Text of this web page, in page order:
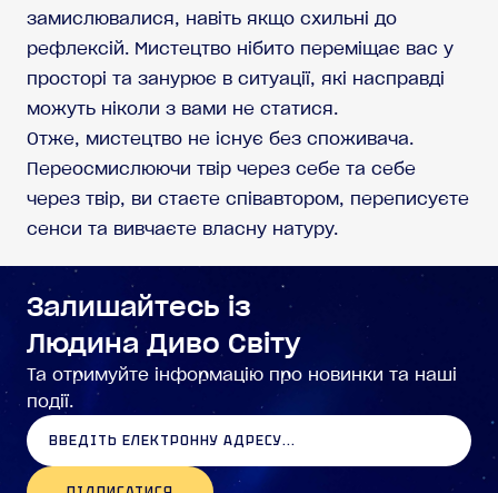
замислювалися, навіть якщо схильні до
рефлексій. Мистецтво нібито переміщає вас у
просторі та занурює в ситуації, які насправді
можуть ніколи з вами не статися.
Отже, мистецтво не існує без споживача.
Переосмислюючи твір через себе та себе
через твір, ви стаєте співавтором, переписуєте
сенси та вивчаєте власну натуру.
Залишайтесь із
Людина Диво Світу
Та отримуйте інформацію про новинки та наші
події.